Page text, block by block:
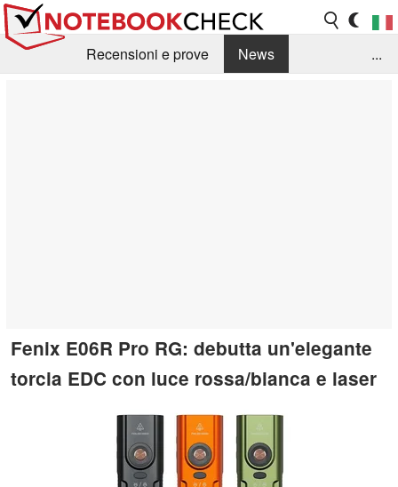
Recensioni e prove
News
...
Fenix E06R Pro RG: debutta un'elegante
torcia EDC con luce rossa/bianca e laser